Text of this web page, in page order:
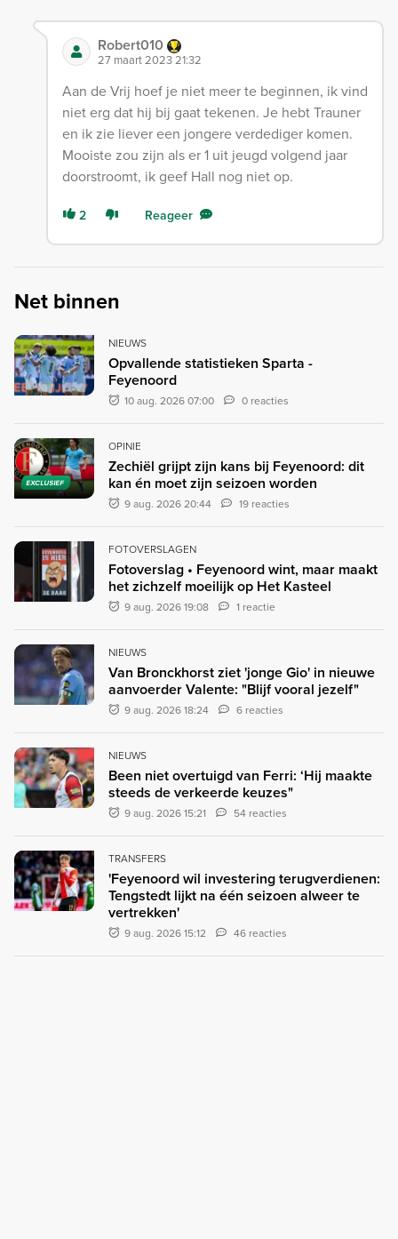
Robert010
27 maart 2023 21:32
Aan de Vrij hoef je niet meer te beginnen, ik vind
niet erg dat hij bij gaat tekenen. Je hebt Trauner
en ik zie liever een jongere verdediger komen.
Mooiste zou zijn als er 1 uit jeugd volgend jaar
doorstroomt, ik geef Hall nog niet op.
2 Reageer
Net binnen
NIEUWS
Opvallende statistieken Sparta -
Feyenoord
10 aug. 2026 07:00 0 reacties
EXCLUSIEF
OPINIE
Zechiël grijpt zijn kans bij Feyenoord: dit
kan én moet zijn seizoen worden
9 aug. 2026 20:44 19 reacties
FOTOVERSLAGEN
Fotoverslag • Feyenoord wint, maar maakt
het zichzelf moeilijk op Het Kasteel
9 aug. 2026 19:08 1 reactie
NIEUWS
Van Bronckhorst ziet 'jonge Gio' in nieuwe
aanvoerder Valente: "Blijf vooral jezelf"
9 aug. 2026 18:24 6 reacties
NIEUWS
Been niet overtuigd van Ferri: ‘Hij maakte
steeds de verkeerde keuzes"
9 aug. 2026 15:21 54 reacties
TRANSFERS
'Feyenoord wil investering terugverdienen:
Tengstedt lijkt na één seizoen alweer te
vertrekken'
9 aug. 2026 15:12 46 reacties